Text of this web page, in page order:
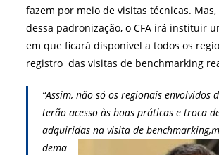
fazem por meio de visitas técnicas.
dessa padronização, o CFA irá instituir
em que ficará disponível a todos os
registro das visitas de benchmarking
“Assim, não só os regionais envolvidos
terão acesso às boas práticas e troca
adquiridas na visita de benchmarking,
dema